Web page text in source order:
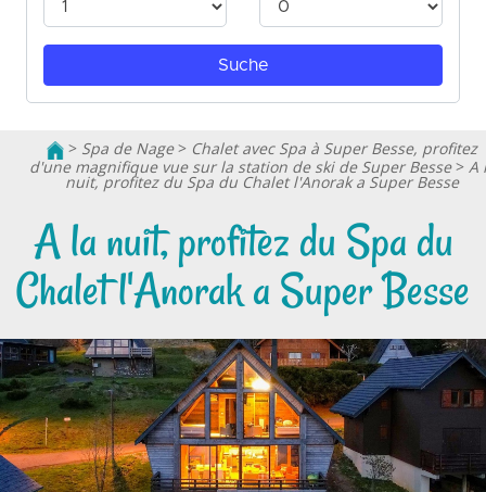
> Spa de Nage> Chalet avec Spa à Super Besse, profitez
d'une magnifique vue sur la station de ski de Super Besse> A
nuit, profitez du Spa du Chalet l'Anorak a Super Besse
A la nuit, profitez du Spa du
Chalet l'Anorak a Super Besse